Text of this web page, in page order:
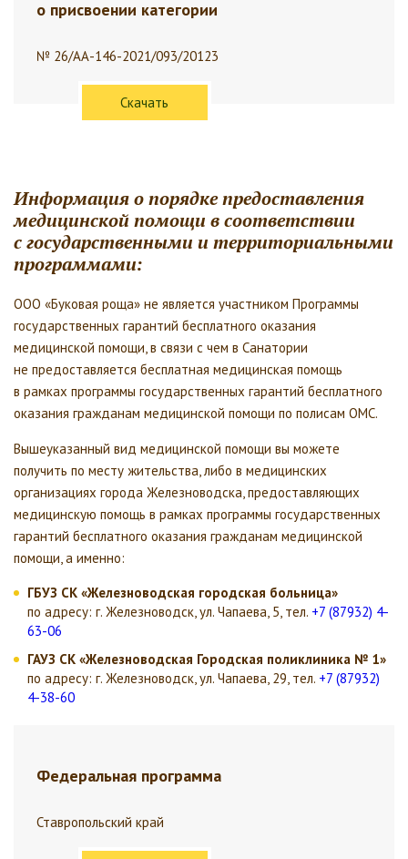
о присвоении категории
№ 26/АА-146-2021/093/20123
Скачать
Информация о порядке предоставления
медицинской помощи в соответствии
с государственными и территориальными
программами:
ООО «Буковая роща» не является участником Программы
государственных гарантий бесплатного оказания
медицинской помощи, в связи с чем в Санатории
не предоставляется бесплатная медицинская помощь
в рамках программы государственных гарантий бесплатного
оказания гражданам медицинской помощи по полисам ОМС.
Вышеуказанный вид медицинской помощи вы можете
получить по месту жительства, либо в медицинских
организациях города Железноводска, предоставляющих
медицинскую помощь в рамках программы государственных
гарантий бесплатного оказания гражданам медицинской
помощи, а именно:
ГБУЗ СК «Железноводская городская больница»
по адресу: г. Железноводск, ул. Чапаева, 5, тел. +7 (87932) 4-
63-06
ГАУЗ СК «Железноводская Городская поликлиника № 1»
по адресу: г. Железноводск, ул. Чапаева, 29, тел. +7 (87932)
4-38-60
Федеральная программа
Ставропольский край